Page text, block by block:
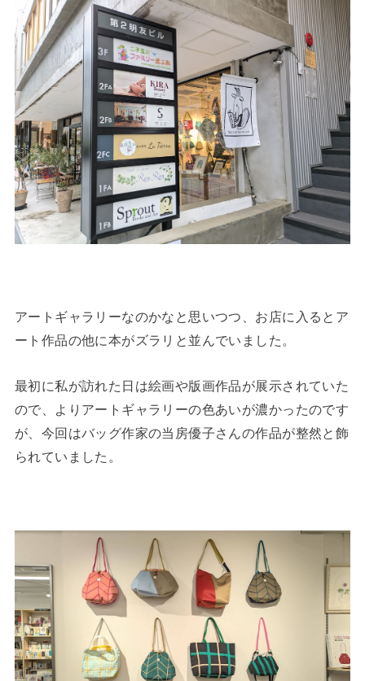
アートギャラリーなのかなと思いつつ、お店に入るとア
ート作品の他に本がズラリと並んでいました。
最初に私が訪れた日は絵画や版画作品が展示されていた
ので、よりアートギャラリーの色あいが濃かったのです
が、今回はバッグ作家の当房優子さんの作品が整然と飾
られていました。